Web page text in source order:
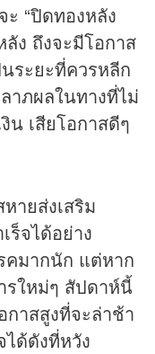
“ปิดทองหลัง
ลัง ถึงจะมีโอกาส
ระยะที่ควรหลีก
าภผลในทางที่ไม่
น เสียโอกาสดีๆ
ยส่งเสริม
ร็จได้อย่าง
คมากนัก แต่หาก
รใหม่ๆ สัปดาห์นี้
าสสูงที่จะล่าช้า
ได้ดังที่หวัง